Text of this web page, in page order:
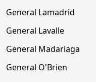
General Lamadrid
General Lavalle
General Madariaga
General O'Brien